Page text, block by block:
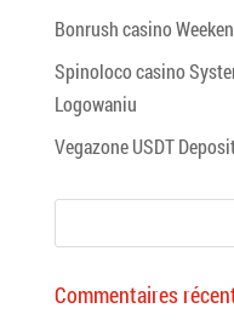
Bonrush casino
Spinoloco casino
Logowaniu
Vegazone USDT
Commentaires